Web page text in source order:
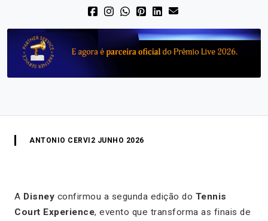
ANTONIO CERVI 2 JUNHO 2026
A Disney confirmou a segunda edição do Tennis
Court Experience, evento que transforma as finais de